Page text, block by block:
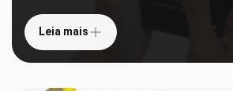
Leia mais